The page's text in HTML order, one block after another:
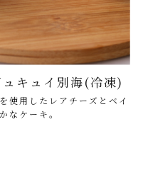
キュイ別海(冷凍)
使用したレアチーズとベイ
なケーキ。